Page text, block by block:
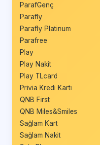
ParafGenç
Parafly
Parafly Platinum
Parafree
Play
Play Nakit
Play TLcard
Privia Kredi Kartı
QNB First
QNB Miles&Smiles
Sağlam Kart
Sağlam Nakit